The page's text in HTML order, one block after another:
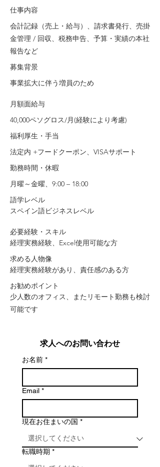
仕事内容
会計記録（売上・給与）、請求書発行、売掛
金管理 / 回収、税務申告、予算・実績の本社
報告など
募集背景
事業拡大に伴う増員のため
月額面給与
40,000ペソグロス/月(経験により考慮)
福利厚生・手当
法定内 +フードクーポン、VISAサポート
勤務時間・休暇
月曜～金曜、9:00 – 18:00
語学レベル
スペイン語ビジネスレベル
必要経験・スキル
経理実務経験、Excel使用可能な方
求める人物像
経理実務経験があり、責任感のある方
お勧めポイント
少人数のオフィス、またリモート勤務も検討
可能です
求人へのお問い合わせ
お名前 *
Email *
現在お住まいの国 *
転職時期 *